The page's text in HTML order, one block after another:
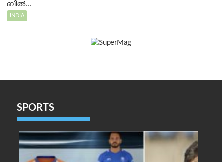
ബിൽ...
INDIA
SPORTS